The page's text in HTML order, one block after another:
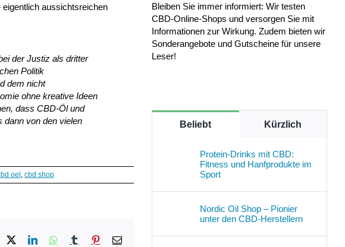
aussichtsreichen
der Justiz als dritter
Politik
dem nicht
ohne kreative Ideen
dass CBD-Öl und
dann von den vielen
oel, cbd shop
X LinkedInWhatsApp
TumblrPinterest
E-
Bleiben Sie immer informiert: Wir testen
CBD-Online-Shops und versorgen Sie mit
Informationen zur Wirkung. Zudem bieten wir
Sonderangebote und Gutscheine für unsere
Leser!
Beliebt Kürzlich
Protein-Drinks mit CBD:
Fitness und Hanfprodukte im
Sport
Nordic Oil Shop – Pionier
unter den CBD-Herstellern